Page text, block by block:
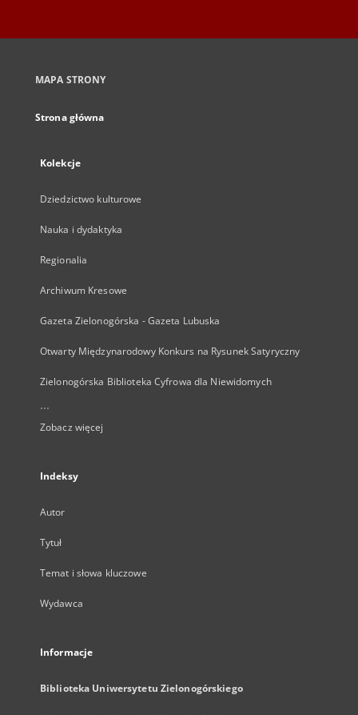
MAPA STRONY
Strona główna
Kolekcje
Dziedzictwo kulturowe
Nauka i dydaktyka
Regionalia
Archiwum Kresowe
Gazeta Zielonogórska - Gazeta Lubuska
Otwarty Międzynarodowy Konkurs na Rysunek Satyryczny
Zielonogórska Biblioteka Cyfrowa dla Niewidomych
...
Zobacz więcej
Indeksy
Autor
Tytuł
Temat i słowa kluczowe
Wydawca
Informacje
Biblioteka Uniwersytetu Zielonogórskiego